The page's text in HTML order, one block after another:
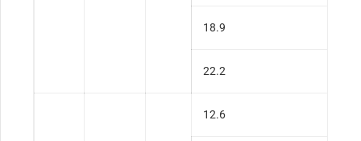
18.9
22.2
12.6